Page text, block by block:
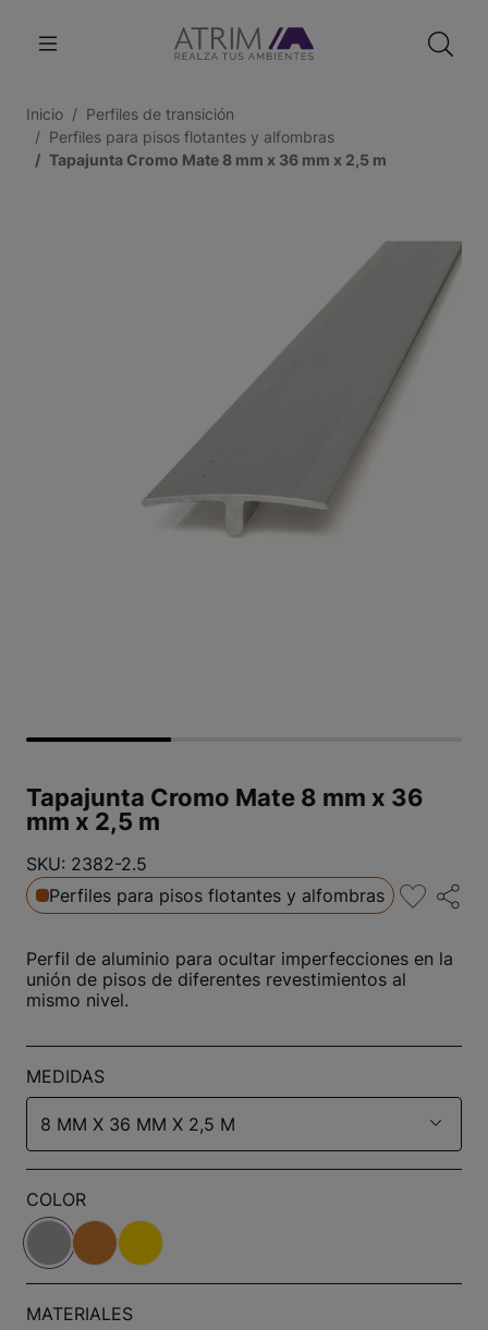
Inicio
Perfiles de transición
Perfiles para pisos flotantes y alfombras
Tapajunta Cromo Mate 8 mm x 36 mm x 2,5 m
Tapajunta Cromo Mate 8 mm x 36
mm x 2,5 m
SKU: 2382-2.5
Perfiles para pisos flotantes y alfombras
Perfil de aluminio para ocultar imperfecciones en la
unión de pisos de diferentes revestimientos al
mismo nivel.
MEDIDAS
8 MM X 36 MM X 2,5 M
COLOR
MATERIALES